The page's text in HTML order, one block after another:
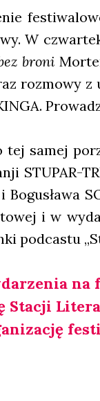
W
bro­ni
roz­mo­wy z
tej samej
STUPAR-
i Bogu­sła­wa
i w
pod­ca­stu
na
Sta­cji